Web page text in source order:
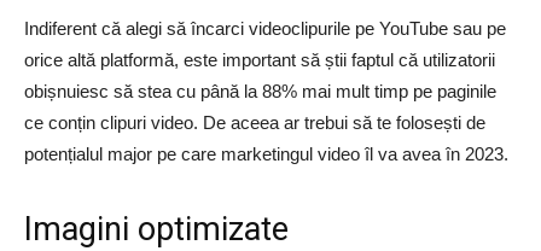
Indiferent că alegi să încarci videoclipurile pe YouTube sau pe
orice altă platformă, este important să știi faptul că utilizatorii
obișnuiesc să stea cu până la 88% mai mult timp pe paginile
ce conțin clipuri video. De aceea ar trebui să te folosești de
potențialul major pe care marketingul video îl va avea în 2023.
Imagini optimizate